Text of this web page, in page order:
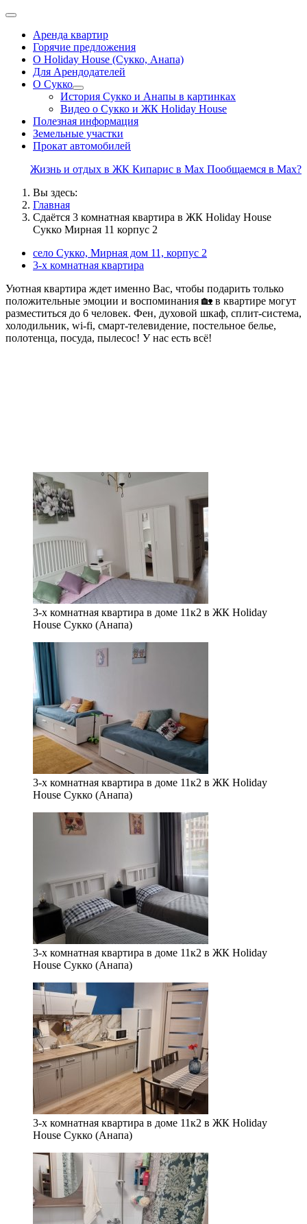
Аренда квартир
Горячие предложения
О Holiday House (Сукко, Анапа)
Для Арендодателей
О Сукко
История Сукко и Анапы в картинках
Видео о Сукко и ЖК Holiday House
Полезная информация
Земельные участки
Прокат автомобилей
Жизнь и отдых в ЖК Кипарис в Max Пообщаемся в Max?
Вы здесь:
Главная
Сдаётся 3 комнатная квартира в ЖК Holiday House
Сукко Мирная 11 корпус 2
село Сукко, Мирная дом 11, корпус 2
3-х комнатная квартира
Уютная квартира ждет именно Вас, чтобы подарить только
положительные эмоции и воспоминания 🏡 в квартире могут
разместиться до 6 человек. Фен, духовой шкаф, сплит-система,
холодильник, wi-fi, смарт-телевидение, постельное белье,
полотенца, посуда, пылесос! У нас есть всё!
3-х комнатная квартира в доме 11к2 в ЖК Holiday
House Сукко (Анапа)
3-х комнатная квартира в доме 11к2 в ЖК Holiday
House Сукко (Анапа)
3-х комнатная квартира в доме 11к2 в ЖК Holiday
House Сукко (Анапа)
3-х комнатная квартира в доме 11к2 в ЖК Holiday
House Сукко (Анапа)